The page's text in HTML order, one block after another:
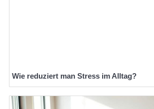
Wie reduziert man Stress im Alltag?